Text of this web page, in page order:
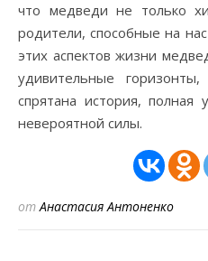
что медведи не только
родители, способные на
этих аспектов жизни
удивительные
спрятана история,
невероятной силы.
отАнастасия Антоненко